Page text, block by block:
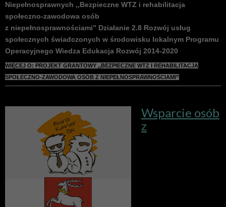
Niepełnosprawnych ,,Bezpieczne WTZ i rehabilitacja
społeczno-zawodowa osób
z niepełnosprawnościami” Działanie 2.8 Rozwój usług
społecznych świadczonych w środowisku lokalnym Programu
Operacyjnego Wiedza Edukacja Rozwój 2014-2020
WIĘCEJ O: PROJEKT GRANTOWY ,,BEZPIECZNE WTZ I REHABILITACJA
SPOŁECZNO-ZAWODOWA OSÓB Z NIEPEŁNOSPRAWNOŚCIAMI”
Wsparcie osób
z